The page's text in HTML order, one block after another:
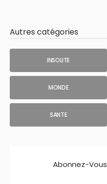
Autres catégories
INSOLITE
MONDE
SANTE
Abonnez-